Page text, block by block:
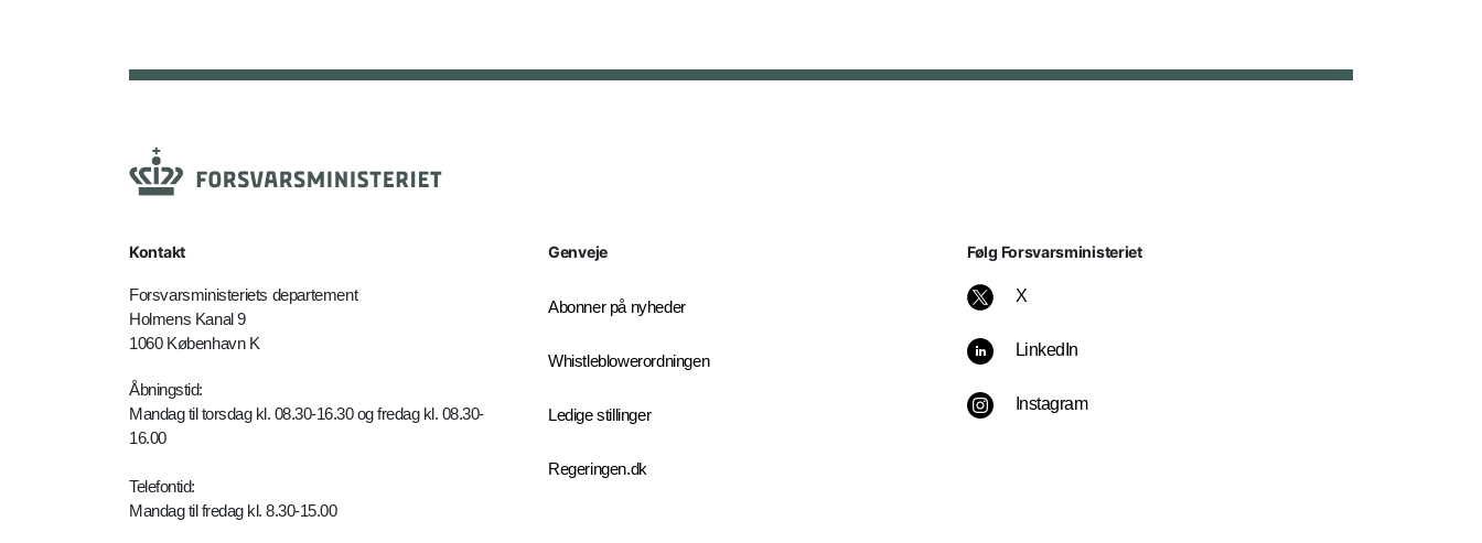
Kontakt
Forsvarsministeriets departement
Holmens Kanal 9
1060 København K
Åbningstid:
Mandag til torsdag kl. 08.30-16.30 og fredag kl. 08.30-
16.00
Telefontid:
Mandag til fredag kl. 8.30-15.00
Genveje
Abonner på nyheder
Whistleblowerordningen
Ledige stillinger
Regeringen.dk
Følg Forsvarsministeriet
X
LinkedIn
Instagram